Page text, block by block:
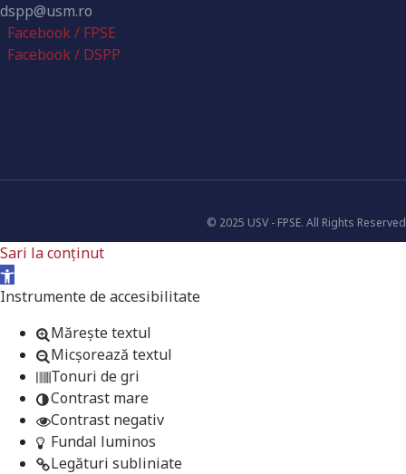
dspp@usm.ro
Facebook / FPSE
Facebook / DSPP
© 2025 USV - FPSE. All Rights Reserved
Sari la conținut
Deschide bara de unelte
Instrumente de accesibilitate
Mărește textul
Micșorează textul
Tonuri de gri
Contrast mare
Contrast negativ
Fundal luminos
Legături subliniate